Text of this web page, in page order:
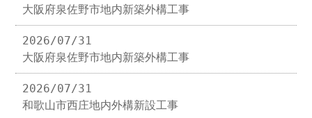
大阪府泉佐野市地内新築外構工事
2026/07/31
大阪府泉佐野市地内新築外構工事
2026/07/31
和歌山市西庄地内外構新設工事